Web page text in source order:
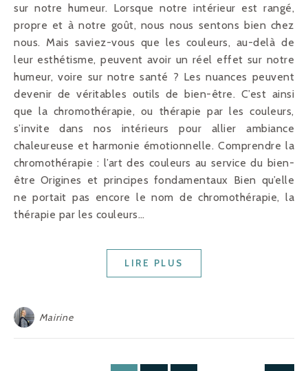
sur notre humeur. Lorsque notre intérieur est rangé,
propre et à notre goût, nous nous sentons bien chez
nous. Mais saviez-vous que les couleurs, au-delà de
leur esthétisme, peuvent avoir un réel effet sur notre
humeur, voire sur notre santé ? Les nuances peuvent
devenir de véritables outils de bien-être. C’est ainsi
que la chromothérapie, ou thérapie par les couleurs,
s’invite dans nos intérieurs pour allier ambiance
chaleureuse et harmonie émotionnelle. Comprendre la
chromothérapie : l’art des couleurs au service du bien-
être Origines et principes fondamentaux Bien qu’elle
ne portait pas encore le nom de chromothérapie, la
thérapie par les couleurs…
LIRE PLUS
Mairine